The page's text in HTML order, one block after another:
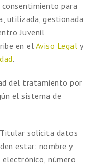
para
utilizada, gestionada
Juvenil
en el Aviso Legal y
.
del tratamiento por
el sistema de
solicita datos
estar: nombre y
número